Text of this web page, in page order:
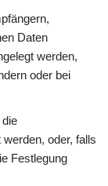
Daten
werden,
oder bei
oder, falls
Festlegung